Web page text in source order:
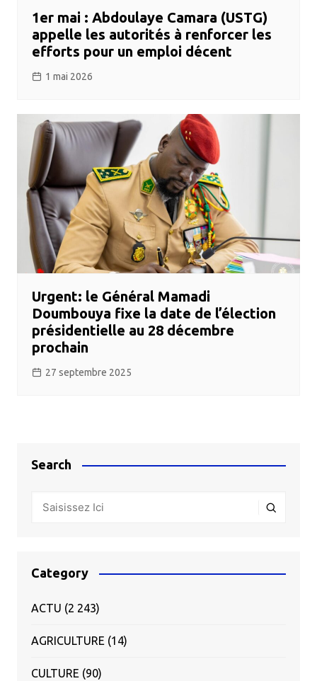
1er mai : Abdoulaye Camara (USTG)
appelle les autorités à renforcer les
efforts pour un emploi décent
1 mai 2026
Urgent: le Général Mamadi
Doumbouya fixe la date de l’élection
présidentielle au 28 décembre
prochain
27 septembre 2025
Search
Category
ACTU (2 243)
AGRICULTURE (14)
CULTURE (90)